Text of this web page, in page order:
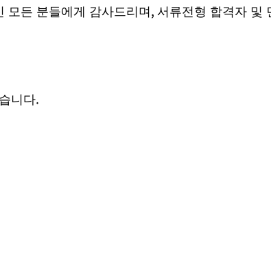
모든 분들에게 감사드리며 , 서류전형 합격자 및
니다.